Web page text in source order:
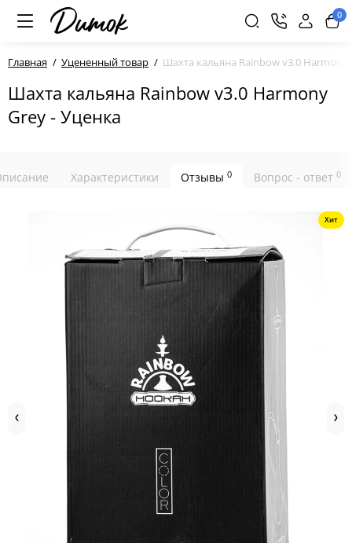
0
Главная Уцененный товар Шахта кальяна Rainbow v3.0 Harmony
Шахта кальяна Rainbow v3.0 Harmony
Grey - Уценка
Характеристики Отзывы 0 Вопрос - ответ 0
Хит